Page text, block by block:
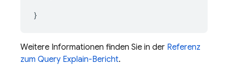
}
Weitere Informationen finden Sie in der Referenz
zum Query Explain-Bericht.